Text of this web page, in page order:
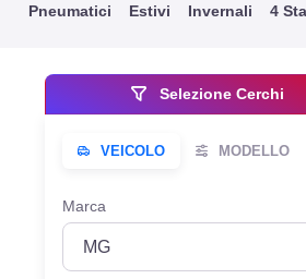
Pneumatici Estivi Invernali 4
Selezione Cerchi
Marca